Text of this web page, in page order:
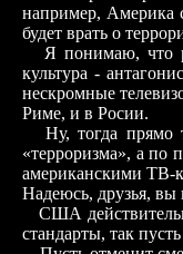
например, Америка
будет врать о
Я понимаю, что
культура -
нескромные
Риме, и в Росии.
Ну, тогда прямо
«терроризма», а по
американскими ТВ-
Надеюсь, друзья, вы
США
стандарты, так